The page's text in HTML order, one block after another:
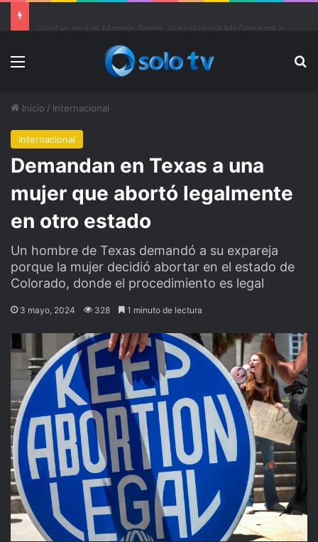
Menu
Inicio / Internacional
Internacional
Demandan en Texas a una
mujer que abortó legalmente
en otro estado
Un hombre de Texas demandó a su expareja
porque la mujer decidió abortar en el estado de
Colorado, donde el procedimiento es legal
3 mayo, 2024 328 1 minuto de lectura